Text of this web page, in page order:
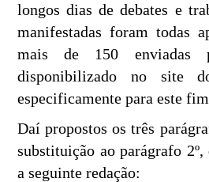
longos dias de debates e
manifestadas foram todas
mais de 150 enviadas
disponibilizado no site
especificamente para este
Daí propostos os três
substituição ao parágrafo
a seguinte redação: